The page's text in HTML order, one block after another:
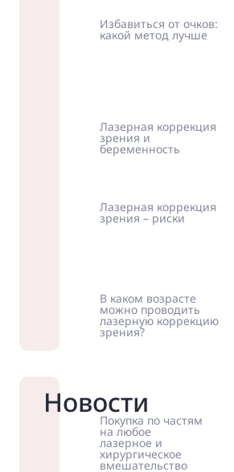
Избавиться от очков:
какой метод лучше
Лазерная коррекция
зрения и
беременность
Лазерная коррекция
зрения – риски
В каком возрасте
можно проводить
лазерную коррекцию
зрения?
Новости
Покупка по частям
на любое
лазерное и
хирургическое
вмешательство